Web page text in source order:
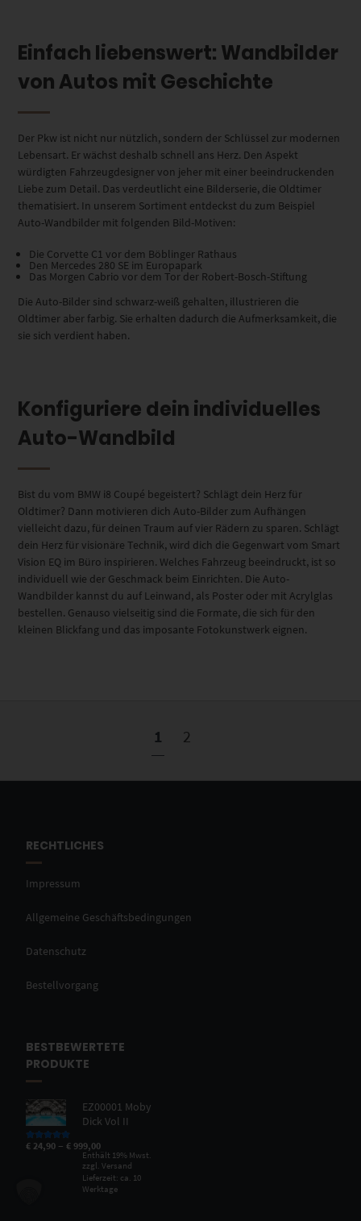
Einfach liebenswert: Wandbilder
von Autos mit Geschichte
Der Pkw ist nicht nur nützlich, sondern der Schlüssel zur modernen
Lebensart. Er wächst deshalb schnell ans Herz. Den Aspekt
würdigten Fahrzeugdesigner von jeher mit einer beeindruckenden
Liebe zum Detail. Das verdeutlicht eine Bilderserie, die Oldtimer
thematisiert. In unserem Sortiment entdeckst du zum Beispiel
Auto-Wandbilder mit folgenden Bild-Motiven:
Die Corvette C1 vor dem Böblinger Rathaus
Den Mercedes 280 SE im Europapark
Das Morgen Cabrio vor dem Tor der Robert-Bosch-Stiftung
Die Auto-Bilder sind schwarz-weiß gehalten, illustrieren die
Oldtimer aber farbig. Sie erhalten dadurch die Aufmerksamkeit, die
sie sich verdient haben.
Konfiguriere dein individuelles
Auto-Wandbild
Bist du vom BMW i8 Coupé begeistert? Schlägt dein Herz für
Oldtimer? Dann motivieren dich Auto-Bilder zum Aufhängen
vielleicht dazu, für deinen Traum auf vier Rädern zu sparen. Schlägt
dein Herz für visionäre Technik, wird dich die Gegenwart vom Smart
Vision EQ im Büro inspirieren. Welches Fahrzeug beeindruckt, ist so
individuell wie der Geschmack beim Einrichten. Die Auto-
Wandbilder kannst du auf Leinwand, als Poster oder mit Acrylglas
bestellen. Genauso vielseitig sind die Formate, die sich für den
kleinen Blickfang und das imposante Fotokunstwerk eignen.
1 2
RECHTLICHES
Impressum
Allgemeine Geschäftsbedingungen
Datenschutz
Bestellvorgang
BESTBEWERTETE
PRODUKTE
EZ00001 Moby
Dick Vol II
Bewertet mit
von 5
€ 24,90 –€ 999,00
Enthält 19% Mwst.
zzgl.Versand
Lieferzeit: ca. 10
Werktage